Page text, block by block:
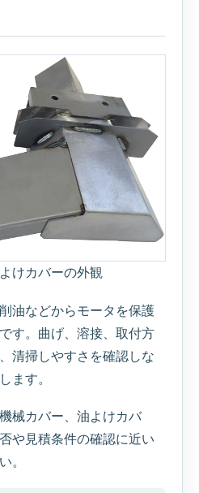
けカバーの外観
油などからモータを保護
す。曲げ、溶接、取付方
清掃しやすさを確認しな
ます。
械カバー、油よけカバ
や見積条件の確認に近い
。